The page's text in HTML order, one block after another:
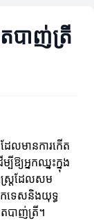
បាញ់ត្រី
ែលមានការកើត
ឱ្យអ្នកឈ្នះក្នុង
ស្ត្រ​ដែលសម
កទេសនិងយុទ្ធ
បាញ់ត្រី។